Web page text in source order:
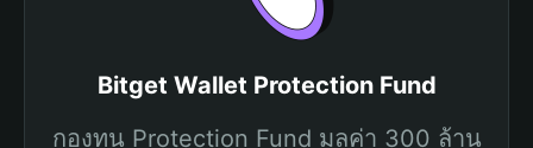
Bitget Wallet Protection Fund
กองทุน Protection Fund มูลค่า 300 ล้าน